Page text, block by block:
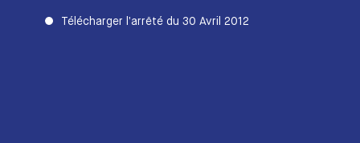
Télécharger l’arrêté du 30 Avril 2012